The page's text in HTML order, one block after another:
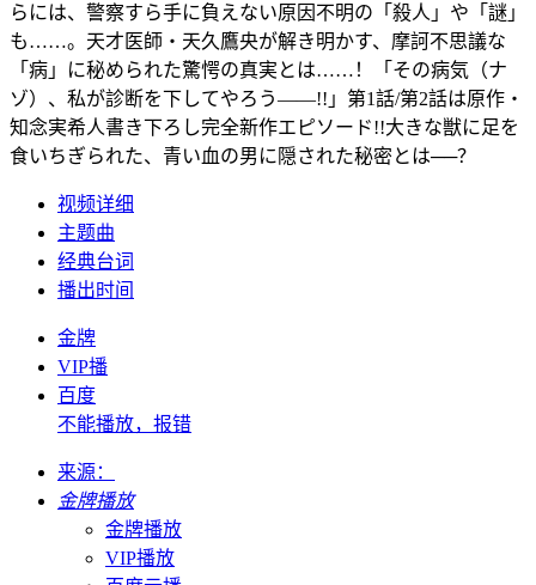
らには、警察すら手に負えない原因不明の「殺人」や「謎」
も……。天才医師・天久鷹央が解き明かす、摩訶不思議な
「病」に秘められた驚愕の真実とは……！「その病気（ナ
ゾ）、私が診断を下してやろう――!!」第1話/第2話は原作・
知念実希人書き下ろし完全新作エピソード!!大きな獣に足を
食いちぎられた、青い血の男に隠された秘密とは──？
视频详细
主题曲
经典台词
播出时间
金牌
VIP播
百度
不能播放，报错
来源：
金牌播放
金牌播放
VIP播放